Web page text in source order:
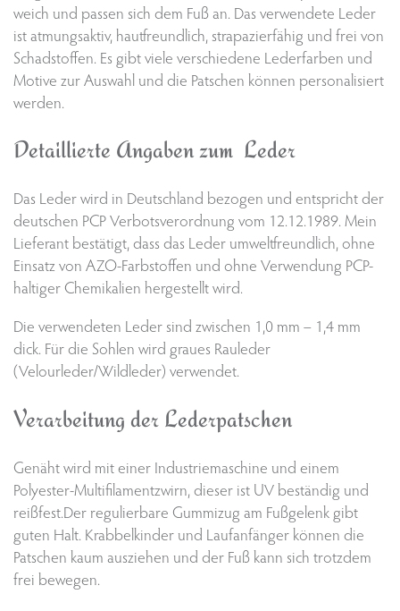
weich und passen sich dem Fuß an. Das verwendete Leder
ist atmungsaktiv, hautfreundlich, strapazierfähig und frei von
Schadstoffen. Es gibt viele verschiedene Lederfarben und
Motive zur Auswahl und die Patschen können personalisiert
werden.
Detaillierte Angaben zum Leder
Das Leder wird in Deutschland bezogen und entspricht der
deutschen PCP Verbotsverordnung vom 12.12.1989. Mein
Lieferant bestätigt, dass das Leder umweltfreundlich, ohne
Einsatz von AZO-Farbstoffen und ohne Verwendung PCP-
haltiger Chemikalien hergestellt wird.
Die verwendeten Leder sind zwischen 1,0 mm – 1,4 mm
dick. Für die Sohlen wird graues Rauleder
(Velourleder/Wildleder) verwendet.
Verarbeitung der Lederpatschen
Genäht wird mit einer Industriemaschine und einem
Polyester-Multifilamentzwirn, dieser ist UV beständig und
reißfest.Der regulierbare Gummizug am Fußgelenk gibt
guten Halt. Krabbelkinder und Laufanfänger können die
Patschen kaum ausziehen und der Fuß kann sich trotzdem
frei bewegen.